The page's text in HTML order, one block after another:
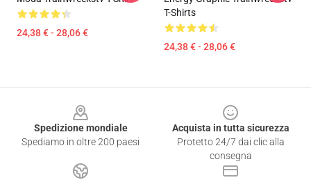
24,38 € - 28,06 €
T-Shirts
24,38 € - 28,06 €
Spedizione mondiale
Spediamo in oltre 200 paesi
Acquista in tutta sicurezza
Protetto 24/7 dai clic alla
consegna